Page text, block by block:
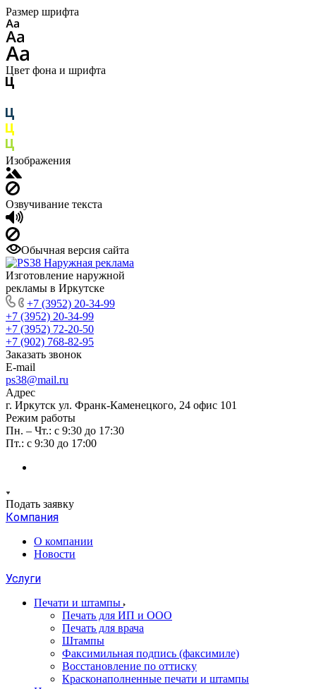
Размер шрифта
Цвет фона и шрифта
Изображения
Озвучивание текста
Обычная версия сайта
Изготовление наружной
рекламы в Иркутске
+7 (3952) 20-34-99
+7 (3952) 20-34-99
+7 (3952) 72-20-50
+7 (902) 768-82-95
Заказать звонок
E-mail
ps38@mail.ru
Адрес
г. Иркутск ул. Франк-Каменецкого, 24 офис 101
Режим работы
Пн. – Чт.: с 9:30 до 17:30
Пт.: с 9:30 до 17:00
Подать заявку
Компания
О компании
Новости
Услуги
Печати и штампы
Печать для ИП и ООО
Печать для врача
Штампы
Факсимильная подпись (факсимиле)
Восстановление по оттиску
Красконаполненные печати и штампы